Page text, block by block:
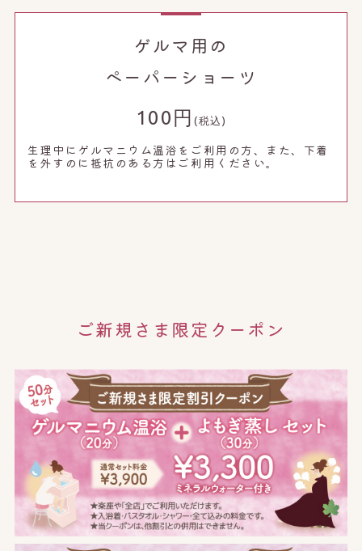
ゲルマ用の
ペーパーショーツ
100円 (税込)
生理中にゲルマニウム温浴をご利用の方、また、下着
を外すのに抵抗のある方はご利用ください。
ご新規さま限定クーポン